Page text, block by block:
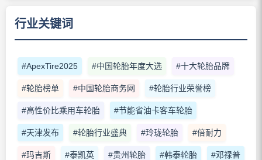
行业关键词
#ApexTire2025 #中国轮胎年度大选 #十大轮胎品牌
#轮胎榜单 #中国轮胎商务网 #轮胎行业荣誉榜
#高性价比乘用车轮胎 #节能省油卡客车轮胎
#天津发布 #轮胎行业盛典 #玲珑轮胎 #倍耐力
#玛吉斯 #泰凯英 #贵州轮胎 #韩泰轮胎 #邓禄普